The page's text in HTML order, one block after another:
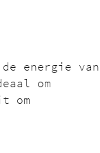
energie van
om
om